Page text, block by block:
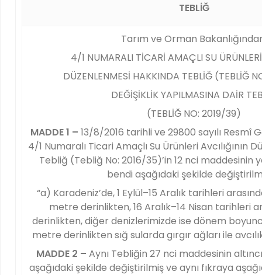
TEBLİĞ
Tarım ve Orman
4/1 NUMARALI TİCARİ AMAÇLI SU
DÜZENLENMESİ HAKKINDA TEBLİĞ (TEBLİĞ
DEĞİŞİKLİK YAPILMASINA DAİR
(TEBLİĞ NO: 2019/39)
MADDE 1 – 13/8/2016 tarihli ve 29800 sayılı Resmî
4/1 Numaralı Ticari Amaçlı Su Ürünleri Avcılığının
Tebliğ (Tebliğ No: 2016/35)’in 12 nci maddesinin
bendi aşağıdaki şekilde
“a) Karadeniz’de, 1 Eylül–15 Aralık tarihleri
metre derinlikten, 16 Aralık–14 Nisan tarihleri
derinlikten, diğer denizlerimizde ise dönem
metre derinlikten sığ sularda gırgır ağları ile
MADDE 2 – Aynı Tebliğin 27 nci maddesinin
aşağıdaki şekilde değiştirilmiş ve aynı fıkraya